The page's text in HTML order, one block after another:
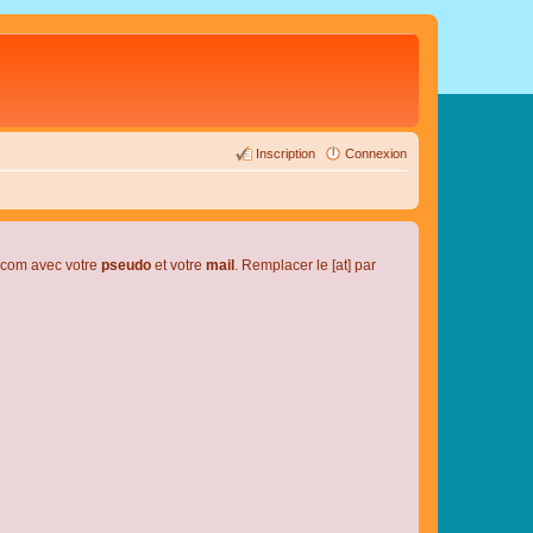
Connexion
Inscription
avec votre pseudo et votre mail . Remplacer le [at] par